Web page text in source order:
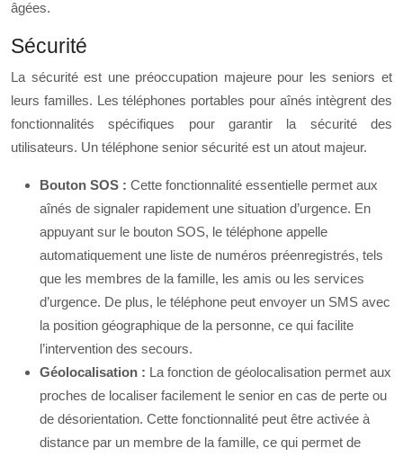
âgées.
Sécurité
La sécurité est une préoccupation majeure pour les seniors et
leurs familles. Les téléphones portables pour aînés intègrent des
fonctionnalités spécifiques pour garantir la sécurité des
utilisateurs. Un téléphone senior sécurité est un atout majeur.
Bouton SOS : Cette fonctionnalité essentielle permet aux
aînés de signaler rapidement une situation d’urgence. En
appuyant sur le bouton SOS, le téléphone appelle
automatiquement une liste de numéros préenregistrés, tels
que les membres de la famille, les amis ou les services
d’urgence. De plus, le téléphone peut envoyer un SMS avec
la position géographique de la personne, ce qui facilite
l’intervention des secours.
Géolocalisation : La fonction de géolocalisation permet aux
proches de localiser facilement le senior en cas de perte ou
de désorientation. Cette fonctionnalité peut être activée à
distance par un membre de la famille, ce qui permet de